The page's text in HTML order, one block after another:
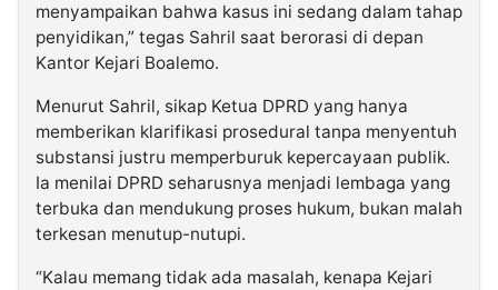
menyampaikan bahwa kasus ini sedang dalam tahap
penyidikan,” tegas Sahril saat berorasi di depan
Kantor Kejari Boalemo.
Menurut Sahril, sikap Ketua DPRD yang hanya
memberikan klarifikasi prosedural tanpa menyentuh
substansi justru memperburuk kepercayaan publik.
Ia menilai DPRD seharusnya menjadi lembaga yang
terbuka dan mendukung proses hukum, bukan malah
terkesan menutup-nutupi.
“Kalau memang tidak ada masalah, kenapa Kejari